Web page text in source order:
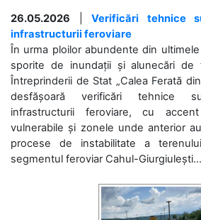
26.05.2026 |Verificări tehnice
infrastructurii feroviare
În urma ploilor abundente din
sporite de inundații și alunecări de
Întreprinderii de Stat „Calea Ferată
desfășoară verificări tehnice
infrastructurii feroviare, cu
vulnerabile și zonele unde anterior
procese de instabilitate a
segmentul feroviar Cahul-